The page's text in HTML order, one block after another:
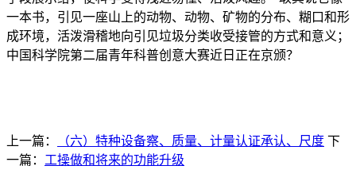
一本书，引见一座山上的动物、动物、矿物的分布、糊口和形
成环境，活泼滑稽地向引见垃圾分类收受接管的方式和意义；
中国科学院第二届青年科普创意大赛近日正在京颁？
上一篇： （六）特种设备察、质量、计量认证承认、尺度 下
一篇： 工操做和将来的功能升级